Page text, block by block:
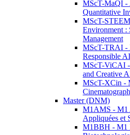
MScT-MaQI -
Quantitative
MScT-
Environment :
Management
MScT-TRAI -
Responsible AI
MScT-ViCAI
and Creative
MScT-XCin -
Master (DNM)
M1AMS - M1
Appliquées et
M1BBH - M1